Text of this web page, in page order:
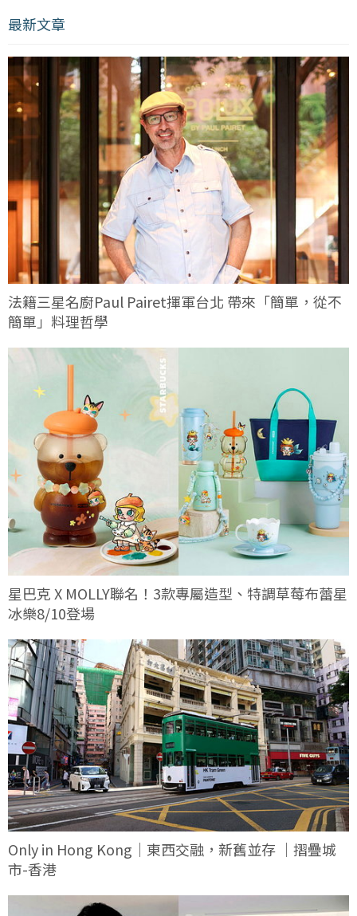
最新文章
法籍三星名廚Paul Pairet揮軍台北 帶來「簡單，從不
簡單」料理哲學
星巴克 X MOLLY聯名！3款專屬造型、特調草莓布蕾星
冰樂8/10登場
Only in Hong Kong｜東西交融，新舊並存 ｜摺疊城
市-香港